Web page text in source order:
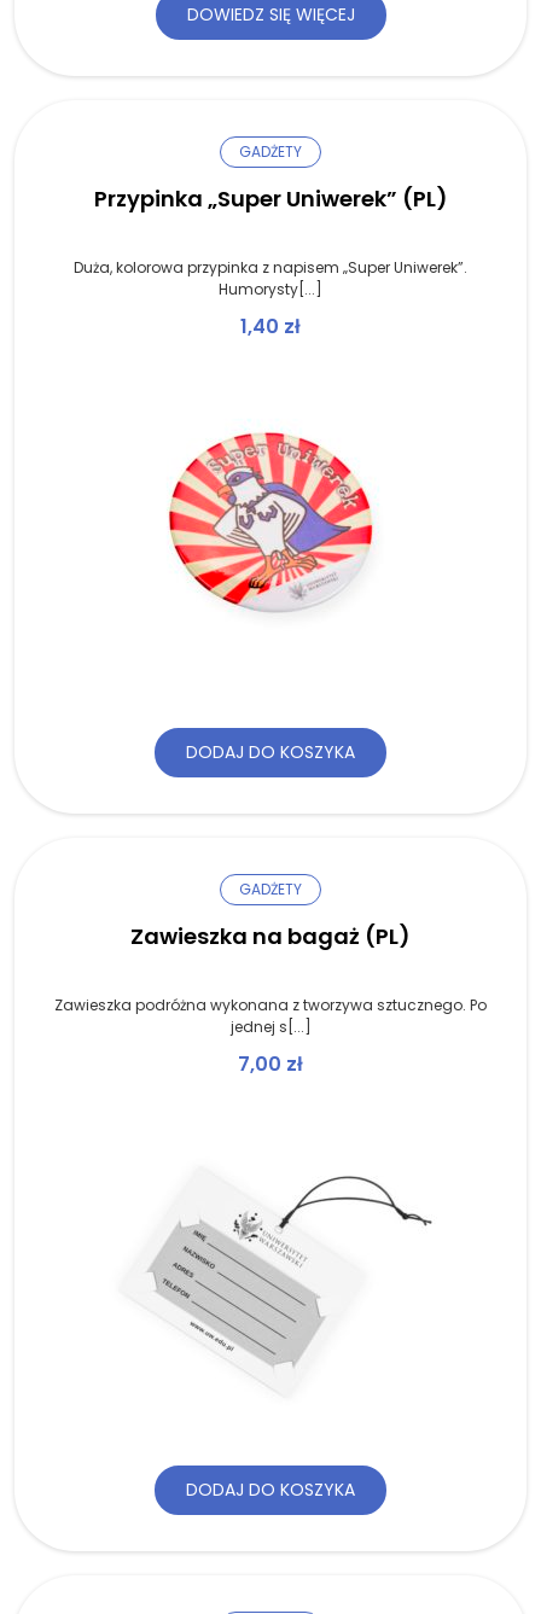
DOWIEDZ SIĘ WIĘCEJ
GADŻETY
Przypinka „Super Uniwerek” (PL)
Duża, kolorowa przypinka z napisem „Super Uniwerek”.
Humorysty[...]
1,40 zł
DODAJ DO KOSZYKA
GADŻETY
Zawieszka na bagaż (PL)
Zawieszka podróżna wykonana z tworzywa sztucznego. Po
jednej s[...]
7,00 zł
DODAJ DO KOSZYKA